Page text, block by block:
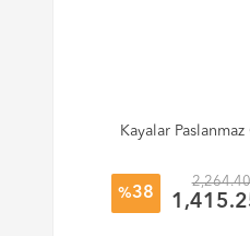
Kayalar Paslanmaz
%38